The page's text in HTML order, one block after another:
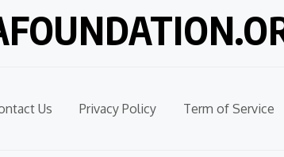
Us Privacy Policy Term of Service